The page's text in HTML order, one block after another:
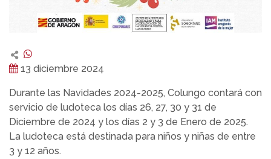
13 diciembre 2024
Durante las Navidades 2024-2025, Colungo contará con
servicio de ludoteca los días 26, 27, 30 y 31 de
Diciembre de 2024 y los días 2 y 3 de Enero de 2025.
La ludoteca está destinada para niños y niñas de entre
3 y 12 años.